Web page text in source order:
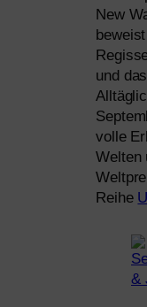
New
und
vol­le
Welten
Reihe